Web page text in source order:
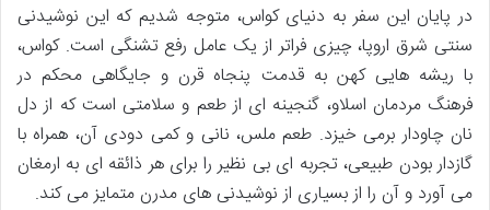
در پایان این سفر به دنیای کواس، متوجه شدیم که این نوشیدنی
سنتی شرق اروپا، چیزی فراتر از یک عامل رفع تشنگی است. کواس،
با ریشه هایی کهن به قدمت پنجاه قرن و جایگاهی محکم در
فرهنگ مردمان اسلاو، گنجینه ای از طعم و سلامتی است که از دل
نان چاودار برمی خیزد. طعم ملس، نانی و کمی دودی آن، همراه با
گازدار بودن طبیعی، تجربه ای بی نظیر را برای هر ذائقه ای به ارمغان
می آورد و آن را از بسیاری از نوشیدنی های مدرن متمایز می کند.